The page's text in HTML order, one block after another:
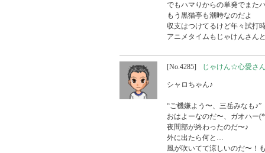
でもハマりからの単発でまた
もう黒猫亭も潮時なのだよ
収支はつけてるけど年々試打
アニメタイムもじゃけんさん
[No.4285] じゃけん☆心愛さ
シャロちゃん♪
“ご機嫌よう〜、三岳みなも♪”
おはよーなのだ〜、ガオハー
夜間部が終わったのだ〜♪
外に出たら何と…
風が吹いてて涼しいのだ〜！